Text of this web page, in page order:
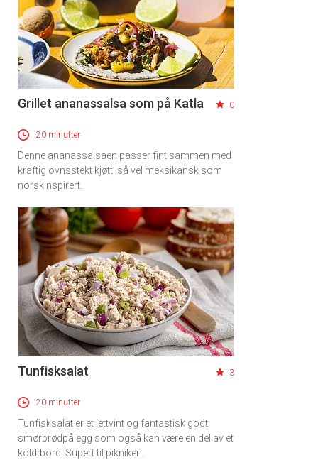
Grillet ananassalsa som på Katla 0
20 minutter
Denne ananassalsaen passer fint sammen med
kraftig ovnsstekt kjøtt, så vel meksikansk som
norskinspirert.
Tunfisksalat 3
20 minutter
Tunfisksalat er et lettvint og fantastisk godt
smørbrødpålegg som også kan være en del av et
koldtbord. Supert til pikniken.